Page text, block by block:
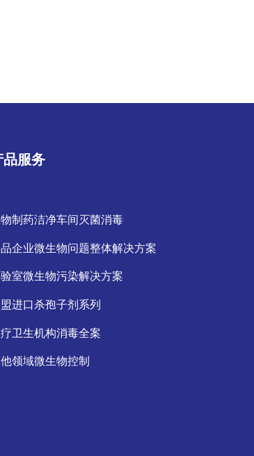
品服务
制药洁净车间灭菌消毒
企业微生物问题整体解决方案
室微生物污染解决方案
进口杀孢子剂系列
卫生机构消毒全案
领域微生物控制